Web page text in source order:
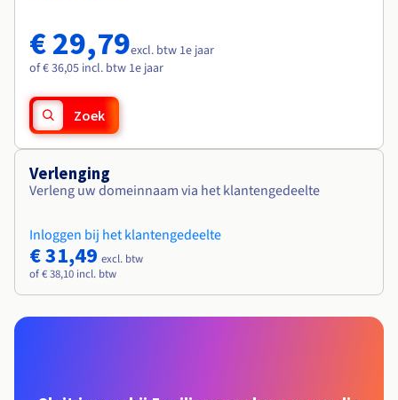
€ 29,79excl. btw 1e jaar
of € 36,05 incl. btw 1e jaar
Zoek
Verlenging
Verleng uw domeinnaam via het klantengedeelte
Inloggen bij het klantengedeelte
€ 31,49 excl. btw
of € 38,10 incl. btw